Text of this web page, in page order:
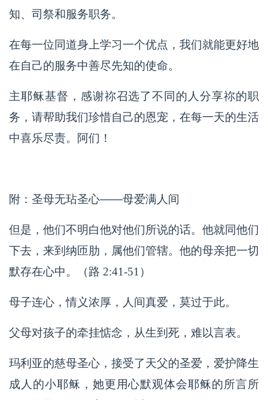
知、司祭和服务职务。
在每一位同道身上学习一个优点，我们就能更好地
在自己的服务中善尽先知的使命。
主耶稣基督，感谢祢召选了不同的人分享祢的职
务，请帮助我们珍惜自己的恩宠，在每一天的生活
中喜乐尽责。阿们！
附：圣母无玷圣心——母爱满人间
但是，他们不明白他对他们所说的话。他就同他们
下去，来到纳匝肋，属他们管辖。他的母亲把一切
默存在心中。（路 2:41-51）
母子连心，情义浓厚，人间真爱，莫过于此。
父母对孩子的牵挂惦念，从生到死，难以言表。
玛利亚的慈母圣心，接受了天父的圣爱，爱护降生
成人的小耶稣，她更用心默观体会耶稣的所言所